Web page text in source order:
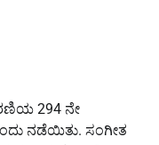
294 ನೇ
ನಡೆಯಿತು. ಸಂಗೀತ